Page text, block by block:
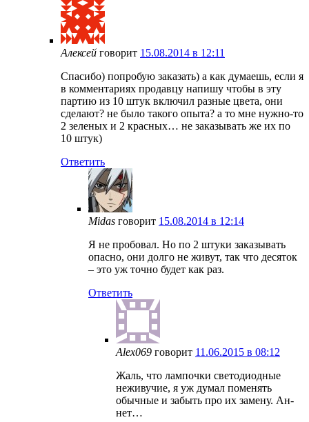
Алексей говорит 15.08.2014 в 12:11
Спасибо) попробую заказать) а как думаешь, если я
в комментариях продавцу напишу чтобы в эту
партию из 10 штук включил разные цвета, они
сделают? не было такого опыта? а то мне нужно-то
2 зеленых и 2 красных… не заказывать же их по
10 штук)
Ответить
Midas говорит 15.08.2014 в 12:14
Я не пробовал. Но по 2 штуки заказывать
опасно, они долго не живут, так что десяток
– это уж точно будет как раз.
Ответить
Alex069 говорит 11.06.2015 в 08:12
Жаль, что лампочки светодиодные
неживучие, я уж думал поменять
обычные и забыть про их замену. Ан-
нет…